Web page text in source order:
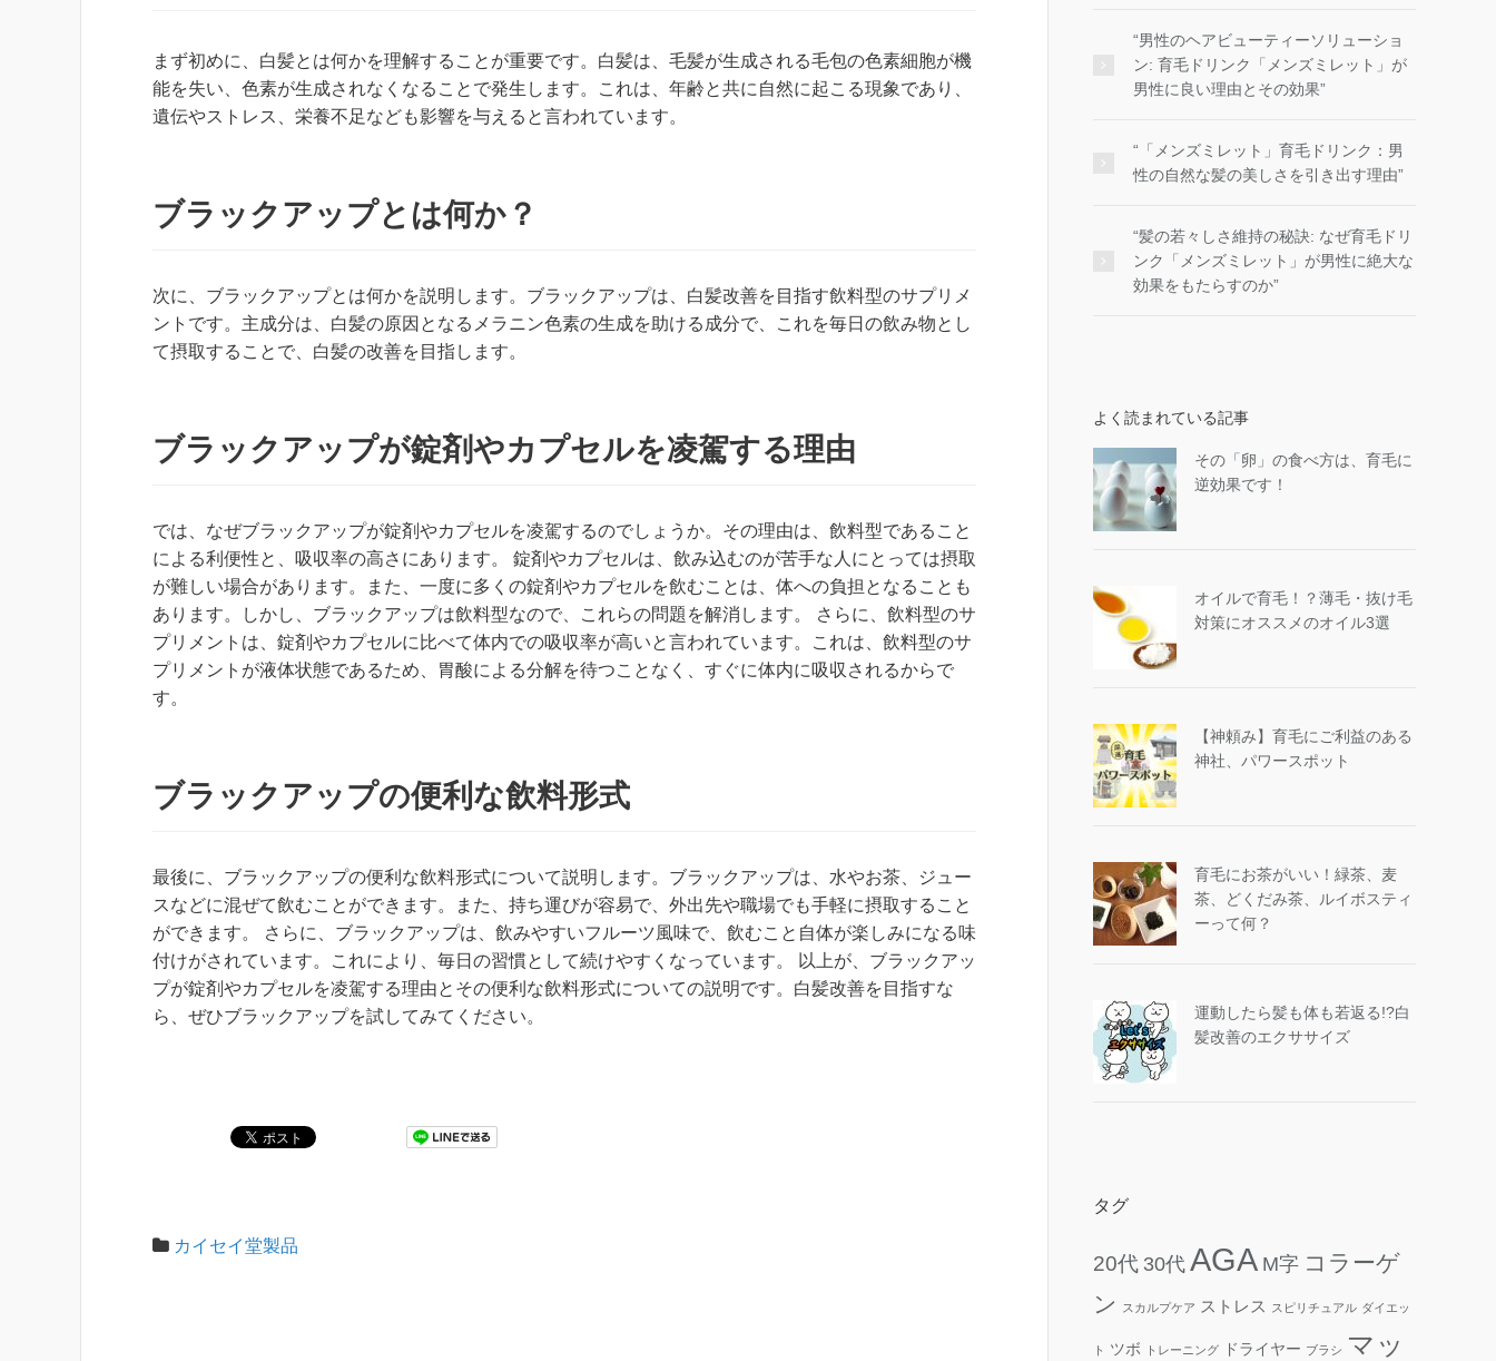
まず初めに、白髪とは何かを理解することが重要です。白髪は、毛髪が生成される毛包の色素細胞が機
能を失い、色素が生成されなくなることで発生します。これは、年齢と共に自然に起こる現象であり、
遺伝やストレス、栄養不足なども影響を与えると言われています。
ブラックアップとは何か？
次に、ブラックアップとは何かを説明します。ブラックアップは、白髪改善を目指す飲料型のサプリメ
ントです。主成分は、白髪の原因となるメラニン色素の生成を助ける成分で、これを毎日の飲み物とし
て摂取することで、白髪の改善を目指します。
ブラックアップが錠剤やカプセルを凌駕する理由
では、なぜブラックアップが錠剤やカプセルを凌駕するのでしょうか。その理由は、飲料型であること
による利便性と、吸収率の高さにあります。 錠剤やカプセルは、飲み込むのが苦手な人にとっては摂取
が難しい場合があります。また、一度に多くの錠剤やカプセルを飲むことは、体への負担となることも
あります。しかし、ブラックアップは飲料型なので、これらの問題を解消します。 さらに、飲料型のサ
プリメントは、錠剤やカプセルに比べて体内での吸収率が高いと言われています。これは、飲料型のサ
プリメントが液体状態であるため、胃酸による分解を待つことなく、すぐに体内に吸収されるからで
す。
ブラックアップの便利な飲料形式
最後に、ブラックアップの便利な飲料形式について説明します。ブラックアップは、水やお茶、ジュー
スなどに混ぜて飲むことができます。また、持ち運びが容易で、外出先や職場でも手軽に摂取すること
ができます。 さらに、ブラックアップは、飲みやすいフルーツ風味で、飲むこと自体が楽しみになる味
付けがされています。これにより、毎日の習慣として続けやすくなっています。 以上が、ブラックアッ
プが錠剤やカプセルを凌駕する理由とその便利な飲料形式についての説明です。白髪改善を目指すな
ら、ぜひブラックアップを試してみてください。
カイセイ堂製品
“男性のヘアビューティーソリューショ
ン: 育毛ドリンク「メンズミレット」が
男性に良い理由とその効果”
“「メンズミレット」育毛ドリンク：男
性の自然な髪の美しさを引き出す理由”
“髪の若々しさ維持の秘訣: なぜ育毛ドリ
ンク「メンズミレット」が男性に絶大な
効果をもたらすのか”
よく読まれている記事
その「卵」の食べ方は、育毛に
逆効果です！
オイルで育毛！？薄毛・抜け毛
対策にオススメのオイル3選
【神頼み】育毛にご利益のある
神社、パワースポット
育毛にお茶がいい！緑茶、麦
茶、どくだみ茶、ルイボスティ
ーって何？
運動したら髪も体も若返る!?白
髪改善のエクササイズ
タグ
20代 30代AGA M字 コラーゲ
ン
スカルプケア ストレス スピリチュアル ダイエッ
ト ツボ トレーニング ドライヤー ブラシ マッ